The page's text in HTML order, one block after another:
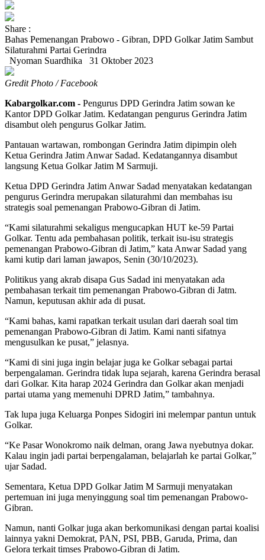
Share :
Bahas Pemenangan Prabowo - Gibran, DPD Golkar Jatim Sambut
Silaturahmi Partai Gerindra
Nyoman Suardhika
31 Oktober 2023
Gredit Photo / Facebook
Kabargolkar.com - Pengurus DPD Gerindra Jatim sowan ke
Kantor DPD Golkar Jatim. Kedatangan pengurus Gerindra Jatim
disambut oleh pengurus Golkar Jatim.
Pantauan wartawan, rombongan Gerindra Jatim dipimpin oleh
Ketua Gerindra Jatim Anwar Sadad. Kedatangannya disambut
langsung Ketua Golkar Jatim M Sarmuji.
Ketua DPD Gerindra Jatim Anwar Sadad menyatakan kedatangan
pengurus Gerindra merupakan silaturahmi dan membahas isu
strategis soal pemenangan Prabowo-Gibran di Jatim.
“Kami silaturahmi sekaligus mengucapkan HUT ke-59 Partai
Golkar. Tentu ada pembahasan politik, terkait isu-isu strategis
pemenangan Prabowo-Gibran di Jatim,” kata Anwar Sadad yang
kami kutip dari laman jawapos, Senin (30/10/2023).
Politikus yang akrab disapa Gus Sadad ini menyatakan ada
pembahasan terkait tim pemenangan Prabowo-Gibran di Jatm.
Namun, keputusan akhir ada di pusat.
“Kami bahas, kami rapatkan terkait usulan dari daerah soal tim
pemenangan Prabowo-Gibran di Jatim. Kami nanti sifatnya
mengusulkan ke pusat,” jelasnya.
“Kami di sini juga ingin belajar juga ke Golkar sebagai partai
berpengalaman. Gerindra tidak lupa sejarah, karena Gerindra berasal
dari Golkar. Kita harap 2024 Gerindra dan Golkar akan menjadi
partai utama yang memenuhi DPRD Jatim,” tambahnya.
Tak lupa juga Keluarga Ponpes Sidogiri ini melempar pantun untuk
Golkar.
“Ke Pasar Wonokromo naik delman, orang Jawa nyebutnya dokar.
Kalau ingin jadi partai berpengalaman, belajarlah ke partai Golkar,”
ujar Sadad.
Sementara, Ketua DPD Golkar Jatim M Sarmuji menyatakan
pertemuan ini juga menyinggung soal tim pemenangan Prabowo-
Gibran.
Namun, nanti Golkar juga akan berkomunikasi dengan partai koalisi
lainnya yakni Demokrat, PAN, PSI, PBB, Garuda, Prima, dan
Gelora terkait timses Prabowo-Gibran di Jatim.